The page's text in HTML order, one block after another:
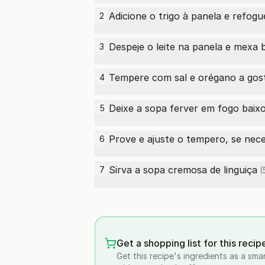
2 Adicione o trigo à panela e
3 Despeje o leite na panela e
4 Tempere com sal e orégano a
5 Deixe a sopa ferver em fogo
6 Prove e ajuste o tempero, se
7 Sirva a sopa cremosa de linguiça
Get a shopping list for this
Get this recipe's ingredients as a